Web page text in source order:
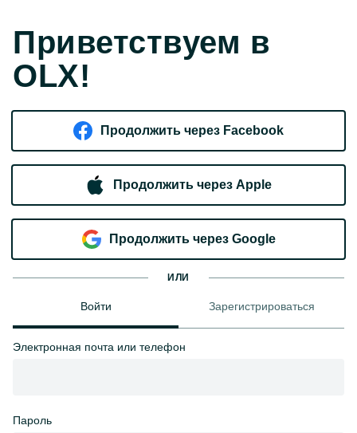
Приветствуем в
OLX!
Продолжить через Facebook
Продолжить через Apple
Продолжить через Google
ИЛИ
Войти Зарегистрироваться
Электронная почта или телефон
Пароль